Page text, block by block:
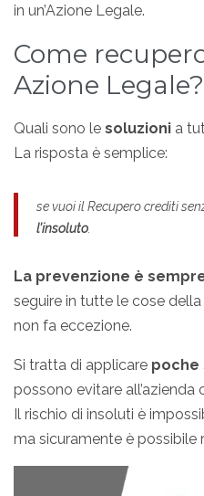
in un’Azione Legale.
Come
Azione Legale?
Quali sono le soluzioni a
La risposta è semplice:
se vuoi il Recupero crediti
l’insoluto
La prevenzione è
seguire in tutte le cose
non fa eccezione.
Si tratta di applicare poche
possono evitare
Il rischio di insoluti è
ma sicuramente è possibile